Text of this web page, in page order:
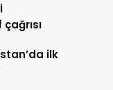
ilk